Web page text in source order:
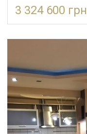
3 324 600 грн